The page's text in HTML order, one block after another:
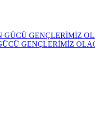
GENÇLERİMİZ